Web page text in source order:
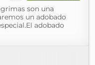
son una
un adobado
adobado